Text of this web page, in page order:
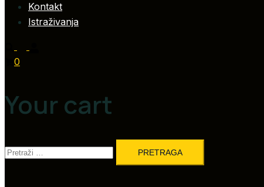
Kontakt
Istraživanja
0
Your cart
Pretraga: